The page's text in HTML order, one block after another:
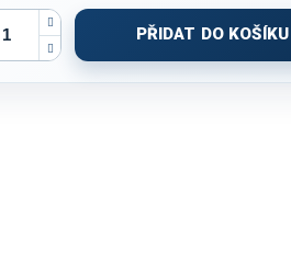
PŘIDAT DO KOŠÍKU